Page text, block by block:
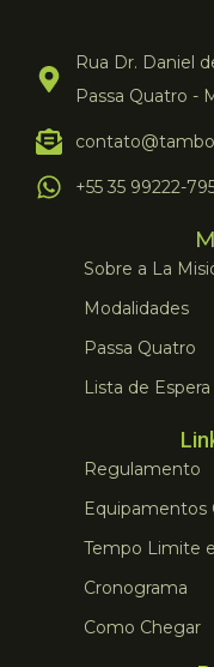
Rua Dr. Daniel
Passa Quatro -
+55 35 99222-
Sobre a La
Modalidades
Passa Quatro
Lista de Espera
Regulamento
Equipamentos
Tempo Limite
Cronograma
Como Chegar